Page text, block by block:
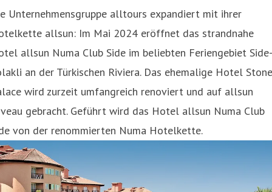
Unternehmensgruppe alltours expandiert mit ihrer
allsun: Im Mai 2024 eröffnet das strandnahe
allsun Numa Club Side im beliebten Feriengebiet Side-
an der Türkischen Riviera. Das ehemalige Hotel Stone
wird zurzeit umfangreich renoviert und auf allsun
gebracht. Geführt wird das Hotel allsun Numa Club
von der renommierten Numa Hotelkette.